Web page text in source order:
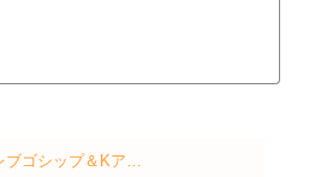
ブゴシップ＆Kア…